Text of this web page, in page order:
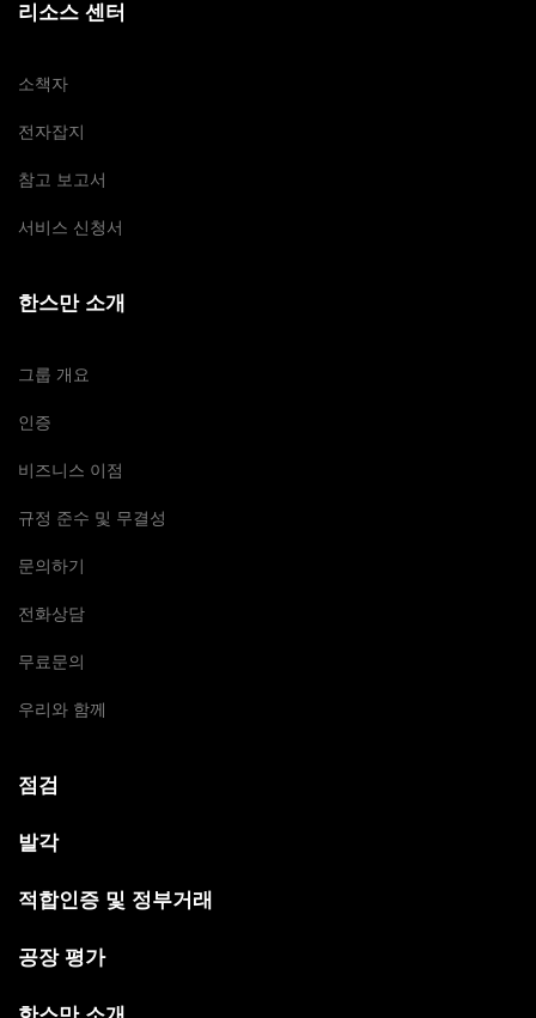
리소스 센터
소책자
전자잡지
참고 보고서
서비스 신청서
한스만 소개
그룹 개요
인증
비즈니스 이점
규정 준수 및 무결성
문의하기
전화상담
무료문의
우리와 함께
점검
발각
적합인증 및 정부거래
공장 평가